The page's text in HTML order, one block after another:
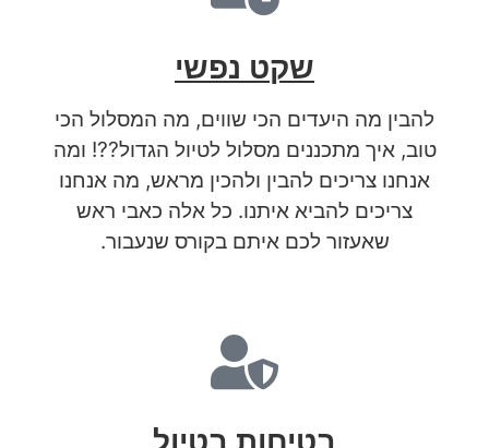
שקט נפשי
להבין מה היעדים הכי שווים, מה המסלול הכי
טוב, איך מתכננים מסלול לטיול הגדול??! ומה
אנחנו צריכים להבין ולהכין מראש, מה אנחנו
צריכים להביא איתנו. כל אלה כאבי ראש
שאעזור לכם איתם בקורס שנעבור.